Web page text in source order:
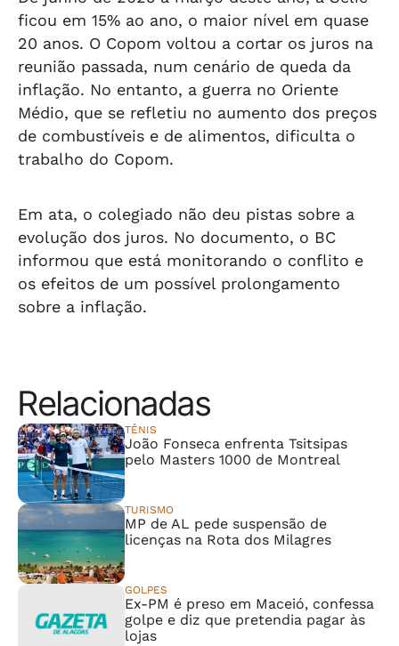
ficou em 15% ao ano, o maior nível em quase
20 anos. O Copom voltou a cortar os juros na
reunião passada, num cenário de queda da
inflação. No entanto, a guerra no Oriente
Médio, que se refletiu no aumento dos preços
de combustíveis e de alimentos, dificulta o
trabalho do Copom.
Em ata, o colegiado não deu pistas sobre a
evolução dos juros. No documento, o BC
informou que está monitorando o conflito e
os efeitos de um possível prolongamento
sobre a inflação.
Relacionadas
TÊNIS
João Fonseca enfrenta Tsitsipas
pelo Masters 1000 de Montreal
TURISMO
MP de AL pede suspensão de
licenças na Rota dos Milagres
GOLPES
Ex-PM é preso em Maceió, confessa
golpe e diz que pretendia pagar às
lojas